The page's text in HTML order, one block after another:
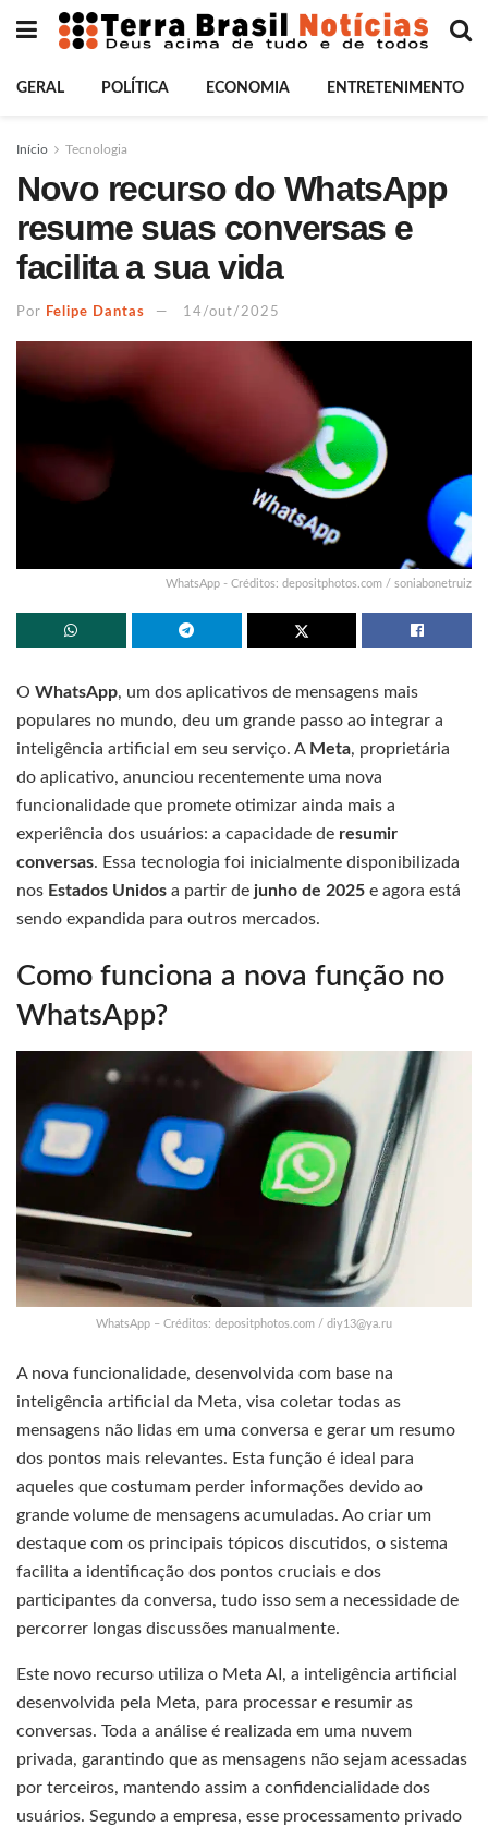
GERAL POLÍTICA ECONOMIA ENTRETENIMENTO
Início Tecnologia
Novo recurso do WhatsApp
resume suas conversas e
facilita a sua vida
Por Felipe Dantas 14/out/2025
WhatsApp - Créditos: depositphotos.com / soniabonetruiz
O WhatsApp, um dos aplicativos de mensagens mais
populares no mundo, deu um grande passo ao integrar a
inteligência artificial em seu serviço. A Meta, proprietária
do aplicativo, anunciou recentemente uma nova
funcionalidade que promete otimizar ainda mais a
experiência dos usuários: a capacidade de resumir
conversas. Essa tecnologia foi inicialmente disponibilizada
nos Estados Unidos a partir de junho de 2025 e agora está
sendo expandida para outros mercados.
Como funciona a nova função no
WhatsApp?
WhatsApp – Créditos: depositphotos.com / diy13@ya.ru
A nova funcionalidade, desenvolvida com base na
inteligência artificial da Meta, visa coletar todas as
mensagens não lidas em uma conversa e gerar um resumo
dos pontos mais relevantes. Esta função é ideal para
aqueles que costumam perder informações devido ao
grande volume de mensagens acumuladas. Ao criar um
destaque com os principais tópicos discutidos, o sistema
facilita a identificação dos pontos cruciais e dos
participantes da conversa, tudo isso sem a necessidade de
percorrer longas discussões manualmente.
Este novo recurso utiliza o Meta AI, a inteligência artificial
desenvolvida pela Meta, para processar e resumir as
conversas. Toda a análise é realizada em uma nuvem
privada, garantindo que as mensagens não sejam acessadas
por terceiros, mantendo assim a confidencialidade dos
usuários. Segundo a empresa, esse processamento privado